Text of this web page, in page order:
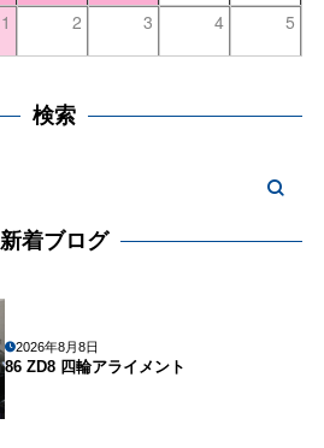
1 2 3 4 5
検索
新着ブログ
2026年8月8日
86 ZD8 四輪アライメント